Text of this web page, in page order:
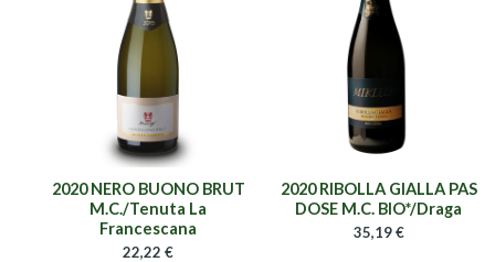
2020 NERO BUONO BRUT
M.C./Tenuta La
Francescana
22,22€
2020 RIBOLLA GIALLA PAS
DOSE M.C. BIO*/Draga
35,19€